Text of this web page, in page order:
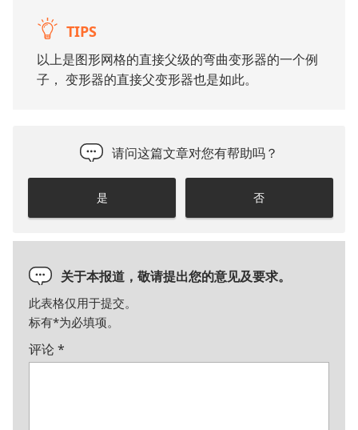
TIPS
以上是图形网格的直接父级的弯曲变形器的一个例
子， 变形器的直接父变形器也是如此。
请问这篇文章对您有帮助吗？
是 否
关于本报道，敬请提出您的意见及要求。
此表格仅用于提交。
标有*为必填项。
评论*